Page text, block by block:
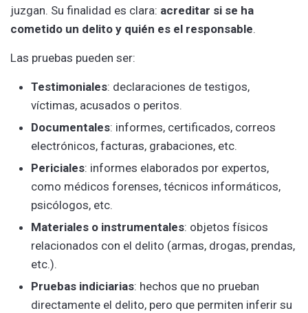
juzgan. Su finalidad es clara: acreditar si se ha
cometido un delito y quién es el responsable.
Las pruebas pueden ser:
Testimoniales: declaraciones de testigos,
víctimas, acusados o peritos.
Documentales: informes, certificados, correos
electrónicos, facturas, grabaciones, etc.
Periciales: informes elaborados por expertos,
como médicos forenses, técnicos informáticos,
psicólogos, etc.
Materiales o instrumentales: objetos físicos
relacionados con el delito (armas, drogas, prendas,
etc.).
Pruebas indiciarias: hechos que no prueban
directamente el delito, pero que permiten inferir su